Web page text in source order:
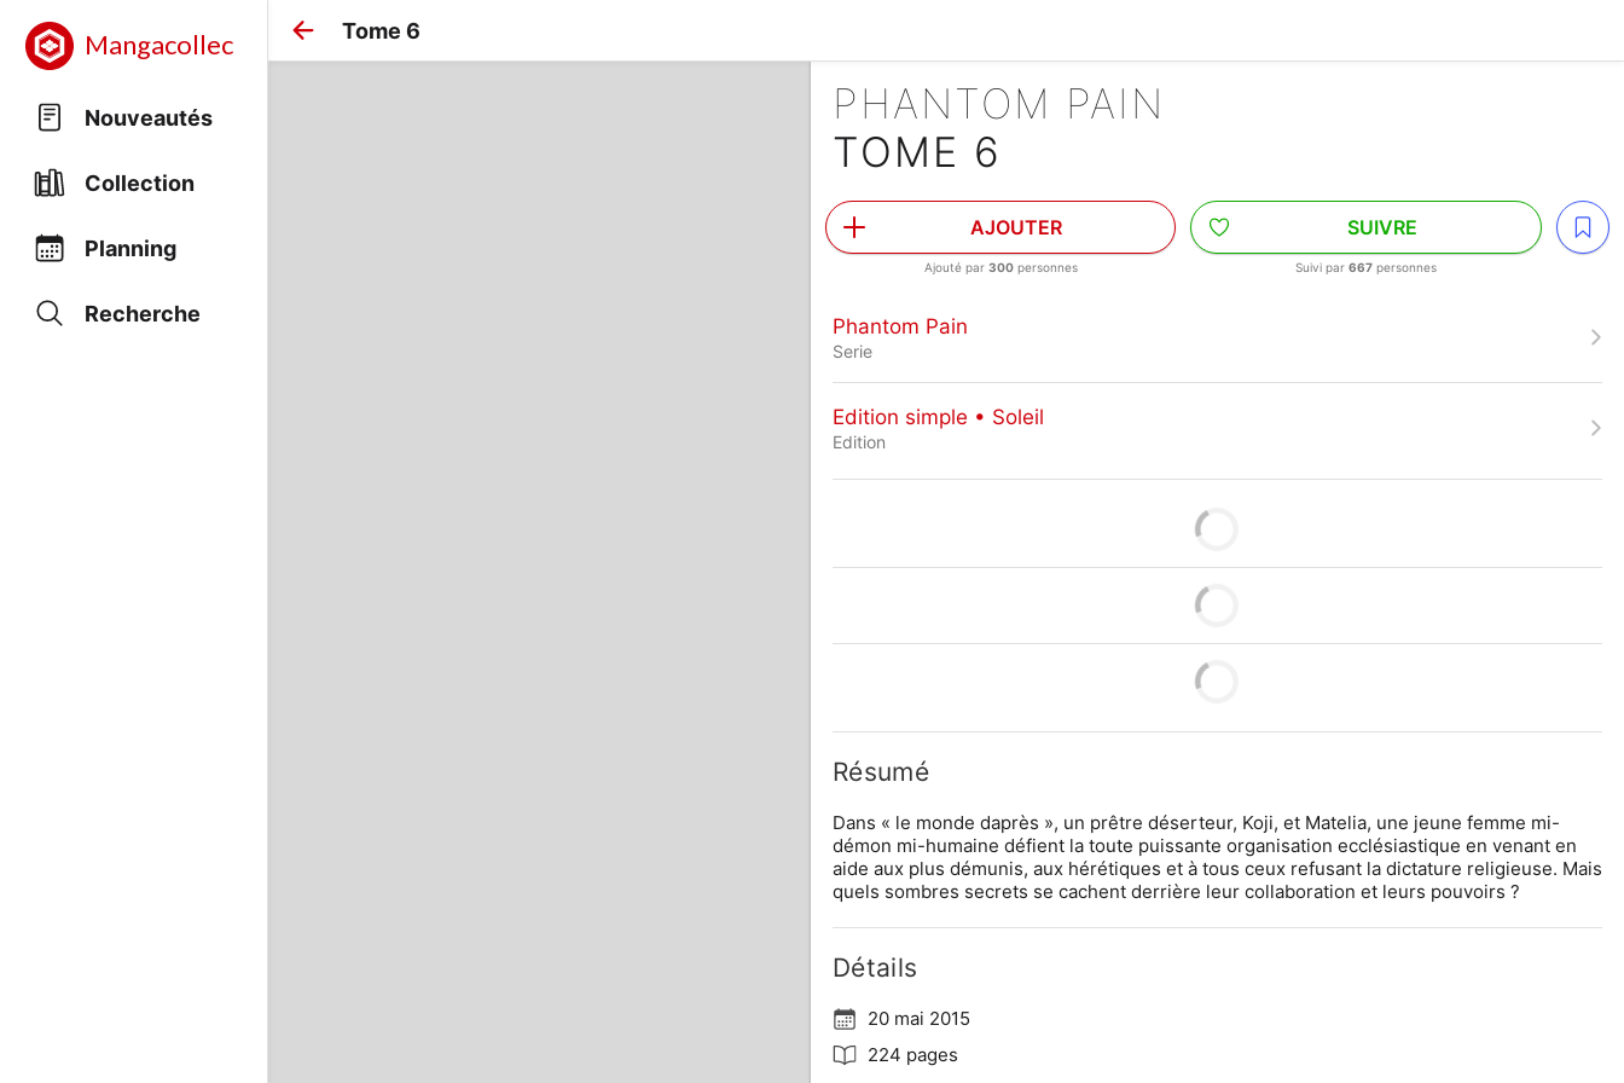
Mangacollec
Nouveautés
Collection
Planning
Recherche
Tome 6
PHANTOM PAIN
TOME 6
AJOUTER
Ajouté par 300personnes
SUIVRE
Suivi par667 personnes
Phantom Pain
Serie
Edition simple • Soleil
Edition
Résumé
Dans « le monde daprès », un prêtre déserteur, Koji, et Matelia, une jeune femme mi-
démon mi-humaine défient la toute puissante organisation ecclésiastique en venant en
aide aux plus démunis, aux hérétiques et à tous ceux refusant la dictature religieuse. Mais
quels sombres secrets se cachent derrière leur collaboration et leurs pouvoirs ?
Détails
20 mai 2015
224 pages